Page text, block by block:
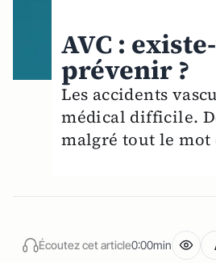
AVC :
prévenir ?
Les accidents
médical difficile.
malgré tout le mot
Écoutez cet article0:00min